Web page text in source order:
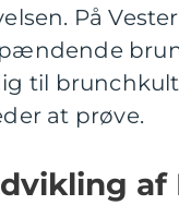
På
til
at prøve.
af